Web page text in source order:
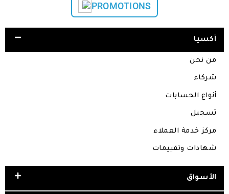
PROMOTIONS
أكسيا
من نحن
شركاء
أنواع الحسابات
تسجيل
مركز خدمة العملاء
شهادات وتقييمات
الأسواق